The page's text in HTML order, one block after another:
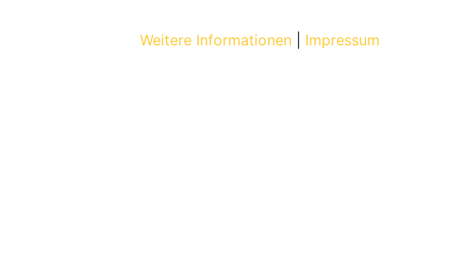
Weitere Informationen
Impressum